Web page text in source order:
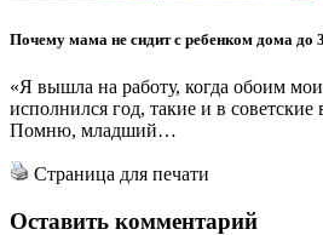
Почему мама не сидит с ребенком дома до
«Я вышла на работу, когда обоим
исполнился год, такие и в
Помню, младший…
Страница для печати
Оставить комментарий